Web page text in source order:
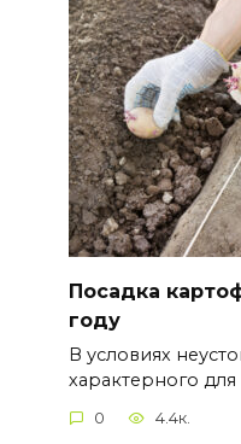
Посадка
году
В условиях
характерного для
0 4.4к.